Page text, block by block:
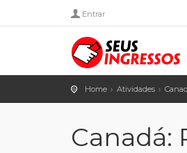
Entrar
Home Atividades
Canadá: